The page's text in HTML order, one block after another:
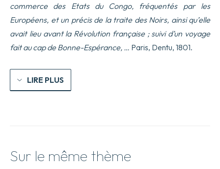
commerce des Etats du Congo, fréquentés par les
Européens, et un précis de la traite des Noirs, ainsi qu’elle
avait lieu avant la Révolution française ; suivi d’un voyage
fait au cap de Bonne-Espérance, … Paris, Dentu, 1801.
LIRE PLUS
Sur le même thème